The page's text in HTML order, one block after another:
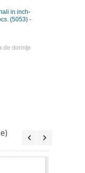
in inch-
(5053) -
de dorinţe